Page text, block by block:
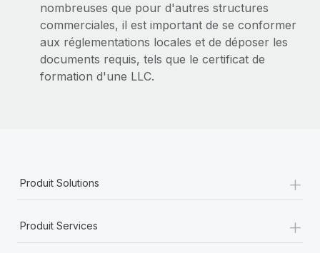
nombreuses que pour d'autres structures
commerciales, il est important de se conformer
aux réglementations locales et de déposer les
documents requis, tels que le certificat de
formation d'une LLC.
Produit Solutions +
Produit Services +